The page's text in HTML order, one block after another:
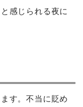
感じられる夜に
す。不当に貶め